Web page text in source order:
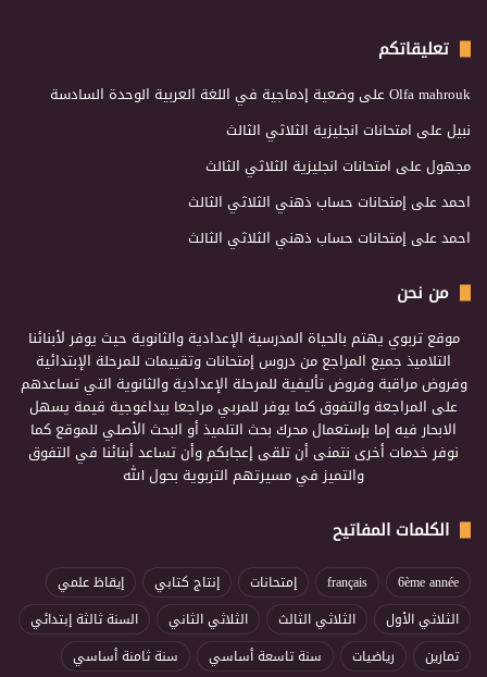
تعليقاتكم
Olfa mahroukعلى وضعية إدماجية في اللغة العربية الوحدة السادسة
نبيلعلى امتحانات انجليزية الثلاثي الثالث
مجهولعلى امتحانات انجليزية الثلاثي الثالث
احمدعلى إمتحانات حساب ذهني الثلاثي الثالث
احمدعلى إمتحانات حساب ذهني الثلاثي الثالث
من نحن
موقع تربوي يهتم بالحياة المدرسية الإعدادية والثانوية حيث يوفر لأبنائنا
التلاميذ جميع المراجع من دروس إمتحانات وتقييمات للمرحلة الإبتدائية
وفروض مراقبة وفروض تأليفية للمرحلة الإعدادية والثانوية التي تساعدهم
على المراجعة والتفوق كما يوفر للمربي مراجعا بيداغوجية قيمة يسهل
الابحار فيه إما بإستعمال محرك بحث التلميذ أو البحث الأصلي للموقع كما
نوفر خدمات أخرى نتمنى أن تلقى إعجابكم وأن تساعد أبنائنا في التفوق
والتميز في مسيرتهم التربوية بحول الله
الكلمات المفاتيح
6ème année
français إمتحانات إنتاج كتابي
إيقاظ علمي
الثلاثي الأول
الثلاثي الثالث الثلاثي الثاني
السنة ثالثة إبتدائي
تمارين
رياضيات سنة تاسعة أساسي سنة ثامنة أساسي